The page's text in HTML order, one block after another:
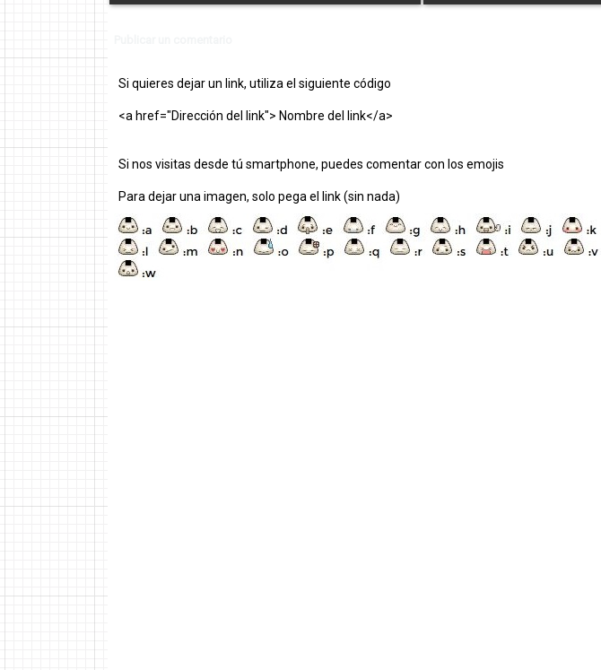
Si quieres dejar un link, utiliza el siguiente código
<a href="Dirección del link"> Nombre del link</a>
Si nos visitas desde tú smartphone, puedes comentar con los emojis
Para dejar una imagen, solo pega el link (sin nada)